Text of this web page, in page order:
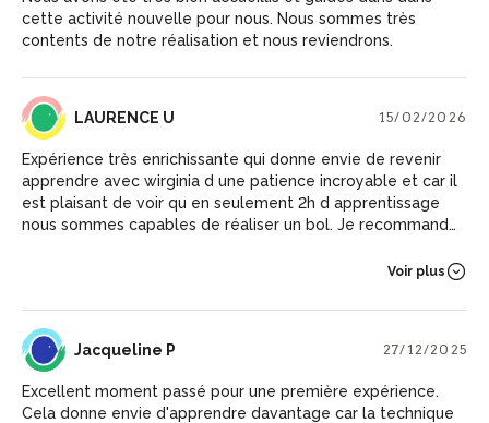
cette activité nouvelle pour nous. Nous sommes très
contents de notre réalisation et nous reviendrons.
LU LAURENCE U 15/02/2026
Expérience très enrichissante qui donne envie de revenir
apprendre avec wirginia d une patience incroyable et car il
est plaisant de voir qu en seulement 2h d apprentissage
nous sommes capables de réaliser un bol. Je recommande
Voir plus
JP Jacqueline P 27/12/2025
Excellent moment passé pour une première expérience.
Cela donne envie d'apprendre davantage car la technique